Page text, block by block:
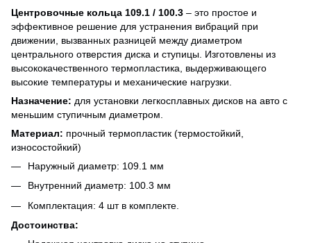
Центровочные кольца 109.1 / 100.3 – это простое и
эффективное решение для устранения вибраций при
движении, вызванных разницей между диаметром
центрального отверстия диска и ступицы. Изготовлены из
высококачественного термопластика, выдерживающего
высокие температуры и механические нагрузки.
Назначение: для установки легкосплавных дисков на авто с
меньшим ступичным диаметром.
Материал: прочный термопластик (термостойкий,
износостойкий)
Наружный диаметр: 109.1 мм
Внутренний диаметр: 100.3 мм
Комплектация: 4 шт в комплекте.
Достоинства: